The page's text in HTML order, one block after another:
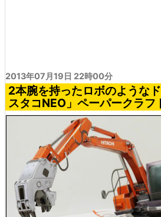
2013年07月19日 22時00分
2本腕を持ったロボのような
スタコNEO」ペーパークラフ